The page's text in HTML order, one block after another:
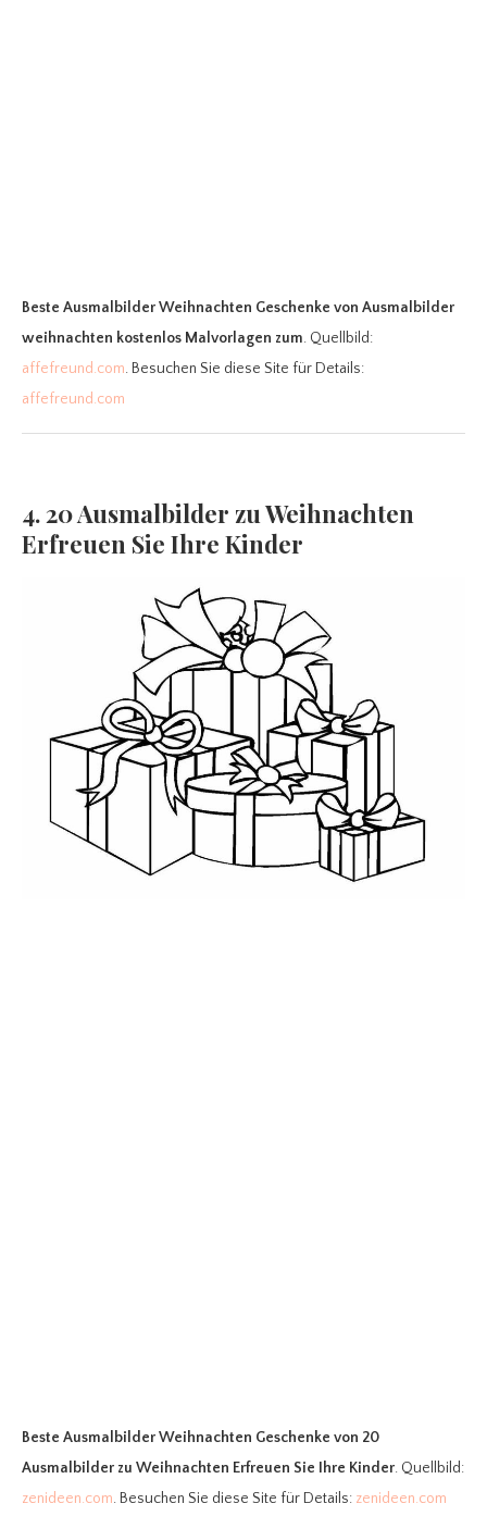
Beste Ausmalbilder Weihnachten Geschenke von Ausmalbilder
weihnachten kostenlos Malvorlagen zum. Quellbild:
affefreund.com. Besuchen Sie diese Site für Details:
affefreund.com
4. 20 Ausmalbilder zu Weihnachten
Erfreuen Sie Ihre Kinder
Beste Ausmalbilder Weihnachten Geschenke von 20
Ausmalbilder zu Weihnachten Erfreuen Sie Ihre Kinder. Quellbild:
zenideen.com. Besuchen Sie diese Site für Details: zenideen.com